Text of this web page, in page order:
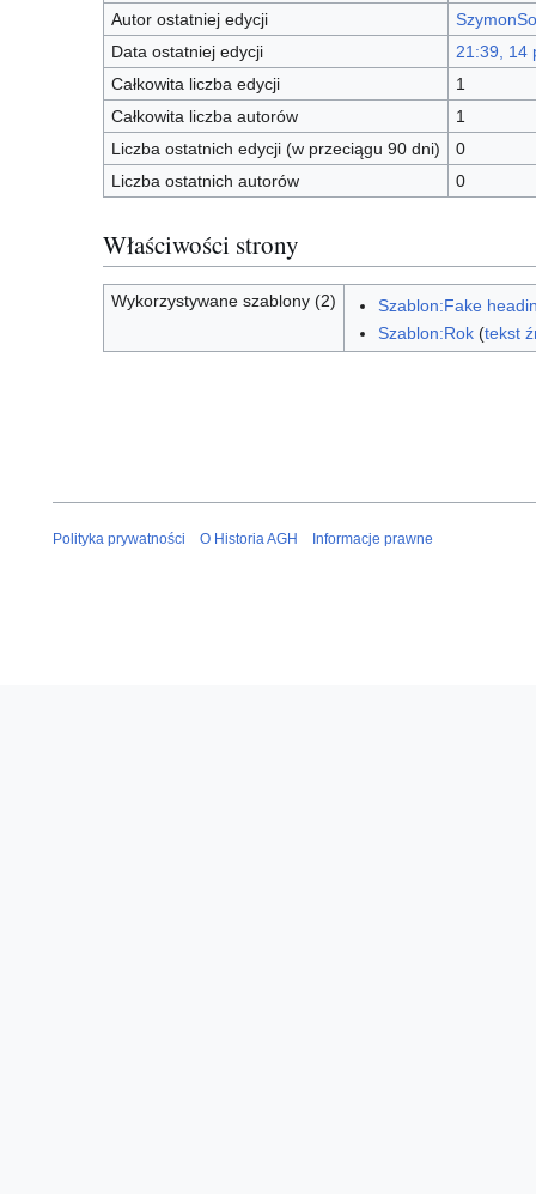
Autor ostatniej edycji
Data ostatniej edycji
21:39, 14
Całkowita liczba edycji
1
Całkowita liczba autorów
1
Liczba ostatnich edycji (w przeciągu 90 dni)
0
Liczba ostatnich autorów
0
Właściwości strony
Wykorzystywane szablony (2)
Szablon:Fake
Szablon:Rok(tekst
Polityka prywatności O Historia AGH Informacje prawne